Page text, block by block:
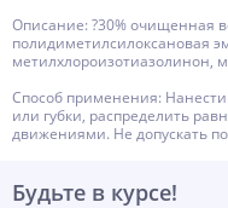
Описание: ?30% очищенная
полидиметилсилоксановая
метилхлороизотиазолинон,
Способ применения:
или губки, распределить
движениями. Не допускать
Будьте в курсе!